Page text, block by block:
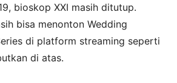
bioskop XXI masih ditutup.
bisa menonton Wedding
di platform streaming seperti
di atas.